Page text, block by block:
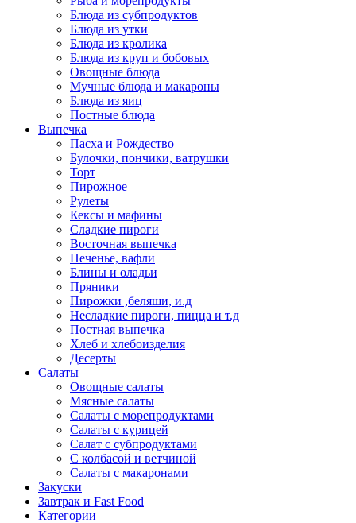
Блюда из субпродуктов
Блюда из утки
Блюда из кролика
Блюда из круп и бобовых
Овощные блюда
Мучные блюда и макароны
Блюда из яиц
Постные блюда
Выпечка
Пасха и Рождество
Булочки, пончики, ватрушки
Торт
Пирожное
Рулеты
Кексы и мафины
Сладкие пироги
Восточная выпечка
Печенье, вафли
Блины и оладьи
Пряники
Пирожки ,беляши, и.д
Несладкие пироги, пицца и т.д
Постная выпечка
Хлеб и хлебоизделия
Десерты
Салаты
Овощные салаты
Мясные салаты
Салаты с морепродуктами
Салаты с курицей
Салат с субпродуктами
С колбасой и ветчиной
Салаты с макаронами
Закуски
Завтрак и Fast Food
Категории